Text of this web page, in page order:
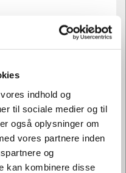
indhold og
til sociale medier og til
også oplysninger om
vores partnere inden
og
kan kombinere disse
dig at dreje i ler?
her vil du vil få
teknikker
kreativt.
det keramik du har
fredage.